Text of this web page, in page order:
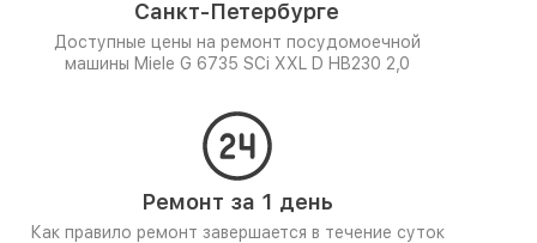
Санкт-Петербурге
Доступные цены на ремонт посудомоечной
машины Miele G 6735 SCi XXL D HB230 2,0
Ремонт за 1 день
Как правило ремонт завершается в течение суток